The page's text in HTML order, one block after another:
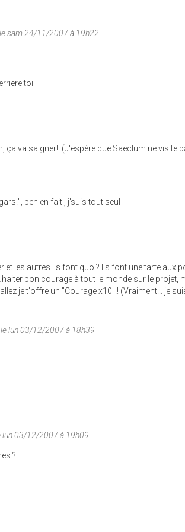
le sam 24/11/2007 à 19h22
toi
ça va saigner!! (J'espère que Saeclum ne visite
ben en fait , j'suis tout seul
et les autres ils font quoi? Ils font une tarte aux
bon courage à tout le monde sur le projet,
je t'offre un "Courage x10"!! (Vraiment... je
le lun 03/12/2007 à 18h39
lun 03/12/2007 à 19h09
?